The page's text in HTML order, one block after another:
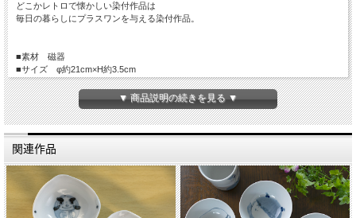
どこかレトロで懐かしい染付作品は
毎日の暮らしにプラスワンを与える染付作品。
■素材 磁器
■サイズ φ約21cm×H約3.5cm
■手触り つるっとしています。
■重量 約450g
■生産国 Made in Japan
▼ 商品説明の続きを見る ▼
関連作品